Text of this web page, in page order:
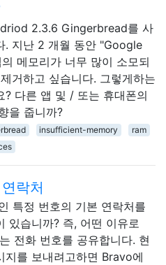
2.3.6 Gingerbread를 사
. 지난 2 개월 동안 "Google
메모리가 너무 많이 소모되
거하고 싶습니다. 그렇게하는
? 다른 앱 및 / 또는 휴대폰의
을 줍니까?
insufficient-memory
ram
락처
특정 번호의 기본 연락처를
있습니까? 즉, 어떤 이유로
전화 번호를 공유합니다. 현
지를 보내려고하면 Bravo에